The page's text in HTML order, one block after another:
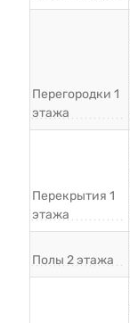
Перегородки 1
этажа
Перекрытия 1
этажа
Полы 2 этажа